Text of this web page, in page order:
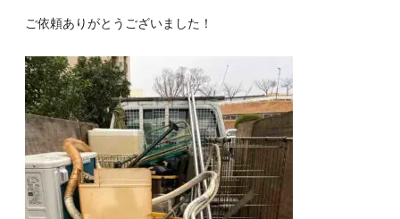
ご依頼ありがとうございました！